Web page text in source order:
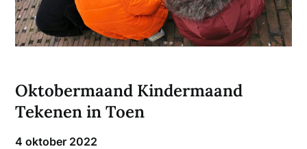
Oktobermaand Kindermaand
Tekenen in Toen
4 oktober 2022